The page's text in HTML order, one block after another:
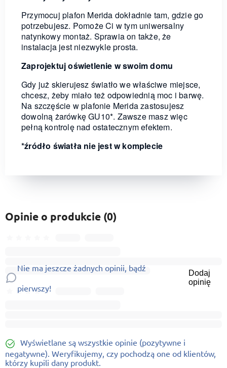
Przymocuj plafon Merida dokładnie tam, gdzie go
potrzebujesz. Pomoże Ci w tym uniwersalny
natynkowy montaż. Sprawia on także, że
instalacja jest niezwykle prosta.
Zaprojektuj oświetlenie w swoim domu
Gdy już skierujesz światło we właściwe miejsce,
chcesz, żeby miało też odpowiednią moc i barwę.
Na szczęście w plafonie Merida zastosujesz
dowolną żarówkę GU10*. Zawsze masz więc
pełną kontrolę nad ostatecznym efektem.
*źródło światła nie jest w komplecie
Opinie o produkcie (0)
Nie ma jeszcze żadnych opinii, bądź
pierwszy!
Dodaj
opinię
Wyświetlane są wszystkie opinie (pozytywne i
negatywne). Weryfikujemy, czy pochodzą one od klientów,
którzy kupili dany produkt.